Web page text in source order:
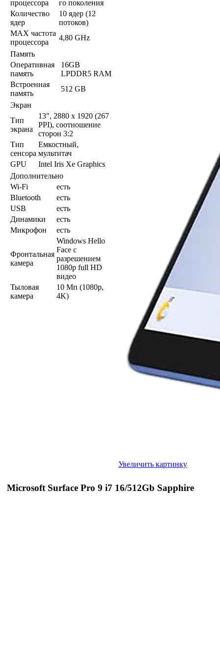
процессора
го поколения
Количество
ядер
10 ядер (12
потоков)
MAX частота
процессора
4,80 GHz
Память
Оперативная
память
16GB
LPDDR5 RAM
Встроенная
память
512 GB
Экран
Тип
экрана
13", 2880 x 1920 (267
PPI), соотношение
сторон 3:2
Тип
сенсора
Емкостный,
мультитач
GPU
Intel Iris Xe Graphics
Дополнительно
Wi-Fi
есть
Bluetooth
есть
USB
есть
Динамики
есть
Микрофон
есть
Фронтальная
камера
Windows Hello
Face с
разрешением
1080p full HD
видео
Тыловая
камера
10 Мп (1080p,
4K)
Увеличить картинку
Microsoft Surface Pro 9 i7 16/512Gb Sapphire